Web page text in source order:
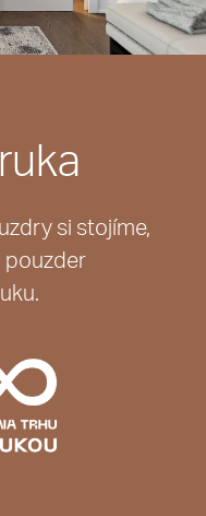
si stojíme,
pouzder